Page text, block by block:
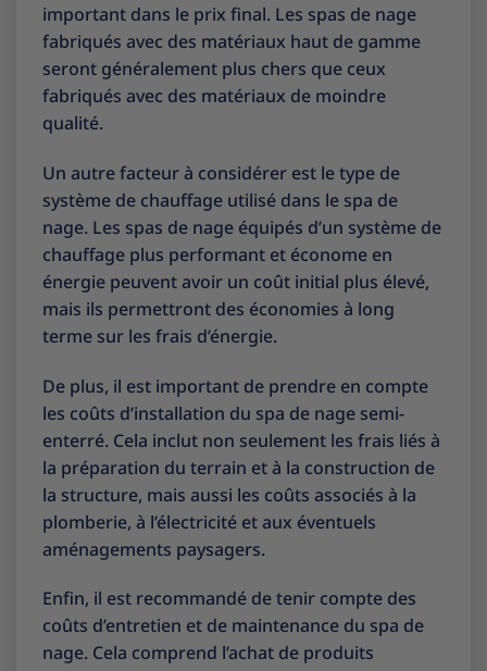
important dans le prix final. Les spas de nage
fabriqués avec des matériaux haut de gamme
seront généralement plus chers que ceux
fabriqués avec des matériaux de moindre
qualité.
Un autre facteur à considérer est le type de
système de chauffage utilisé dans le spa de
nage. Les spas de nage équipés d’un système de
chauffage plus performant et économe en
énergie peuvent avoir un coût initial plus élevé,
mais ils permettront des économies à long
terme sur les frais d’énergie.
De plus, il est important de prendre en compte
les coûts d’installation du spa de nage semi-
enterré. Cela inclut non seulement les frais liés à
la préparation du terrain et à la construction de
la structure, mais aussi les coûts associés à la
plomberie, à l’électricité et aux éventuels
aménagements paysagers.
Enfin, il est recommandé de tenir compte des
coûts d’entretien et de maintenance du spa de
nage. Cela comprend l’achat de produits